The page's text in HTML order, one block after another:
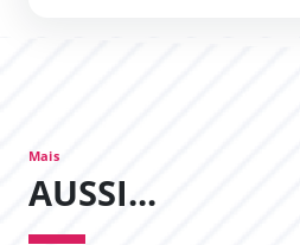
Mais
AUSSI...